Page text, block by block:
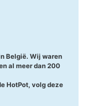
België. Wij waren
al meer dan 200
HotPot, volg deze